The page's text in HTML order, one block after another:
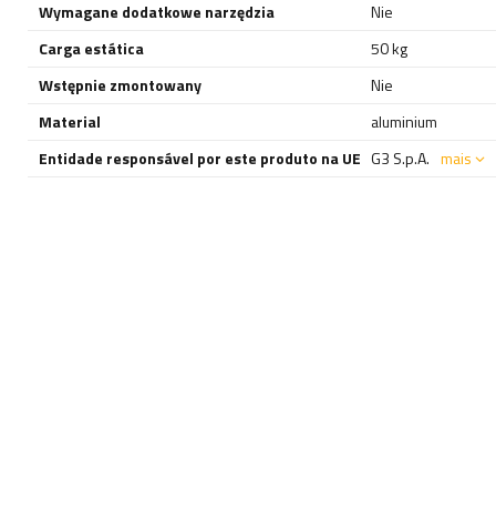
Wymagane dodatkowe narzędzia
Nie
Carga estática
50 kg
Wstępnie zmontowany
Nie
Material
aluminium
Entidade responsável por este produto na UE G3 S.p.A. mais